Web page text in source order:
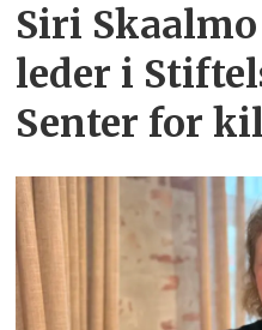
Siri
leder i
Senter for